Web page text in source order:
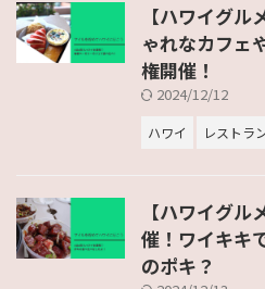
【ハワイグ
ゃれなカフェ
権開催！
2024/12/12
ハワイ レストラ
【ハワイグ
催！ワイキキ
のポキ？